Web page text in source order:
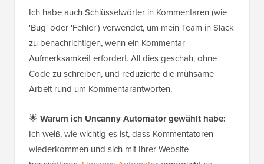
Ich habe auch Schlüsselwörter in Kommentaren (wie
'Bug' oder 'Fehler') verwendet, um mein Team in Slack
zu benachrichtigen, wenn ein Kommentar
Aufmerksamkeit erfordert. All dies geschah, ohne
Code zu schreiben, und reduzierte die mühsame
Arbeit rund um Kommentarantworten.
🌟 Warum ich Uncanny Automator gewählt habe:
Ich weiß, wie wichtig es ist, dass Kommentatoren
wiederkommen und sich mit Ihrer Website